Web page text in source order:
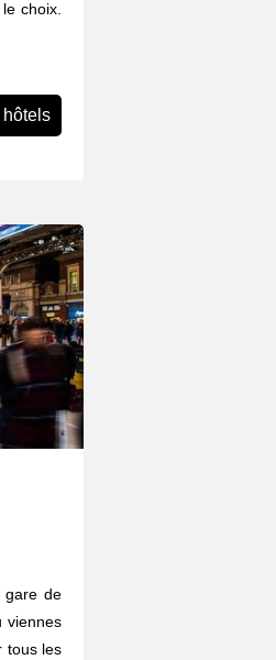
choix.
hôtels
gare de
viennes
tous les